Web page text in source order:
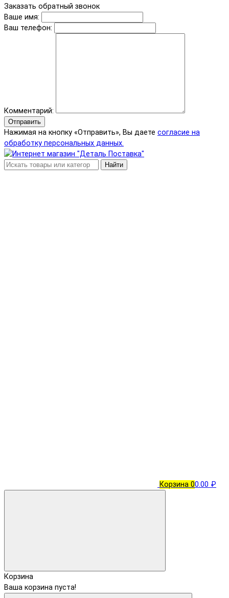
Заказать обратный звонок
Ваше имя:
Ваш телефон:
Комментарий:
Отправить
Нажимая на кнопку «Отправить», Вы даете согласие на
обработку персональных данных.
Найти
Корзина 00.00 ₽
Корзина
Ваша корзина пуста!